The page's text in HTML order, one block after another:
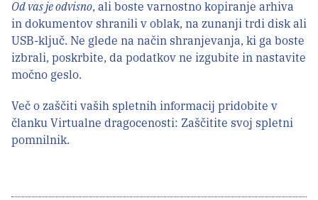
Od vas je odvisno, ali boste varnostno kopiranje arhiva
in dokumentov shranili v oblak, na zunanji trdi disk ali
USB-ključ. Ne glede na način shranjevanja, ki ga boste
izbrali, poskrbite, da podatkov ne izgubite in nastavite
močno geslo.
Več o zaščiti vaših spletnih informacij pridobite v
članku Virtualne dragocenosti: Zaščitite svoj spletni
pomnilnik.